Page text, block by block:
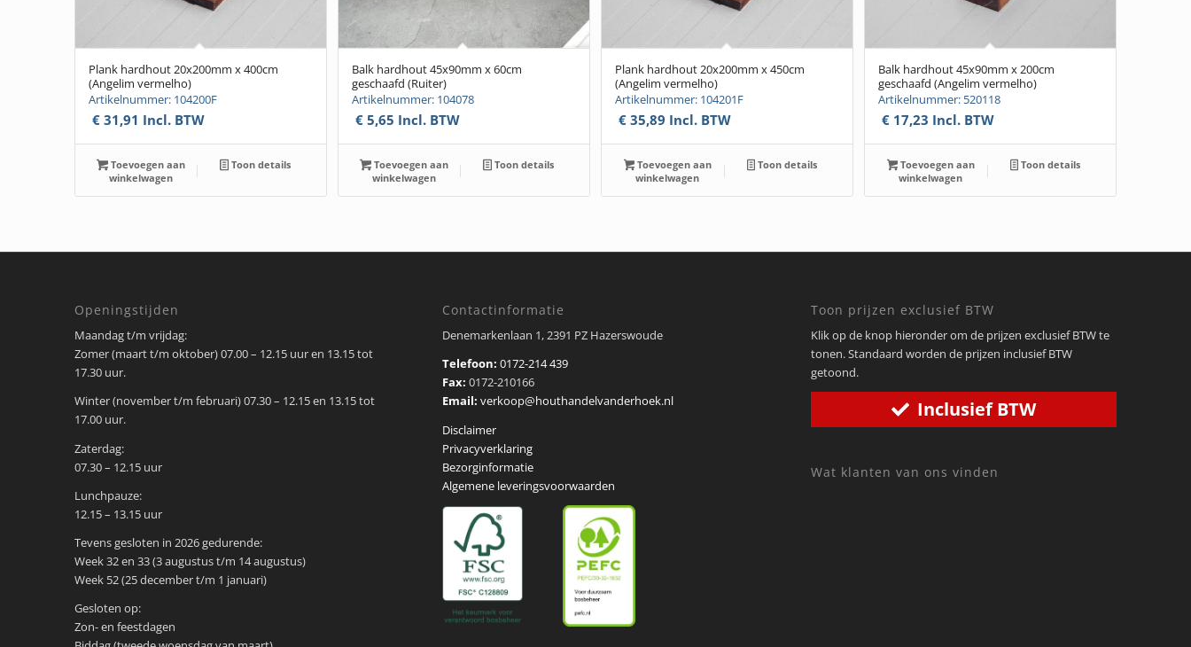
Plank hardhout 20x200mm x 400cm
(Angelim vermelho)
Artikelnummer: 104200F
€31,91 Incl. BTW
Toevoegen aan
winkelwagen
Toon details
Balk hardhout 45x90mm x 60cm
geschaafd (Ruiter)
Artikelnummer: 104078
€5,65 Incl. BTW
Toevoegen aan
winkelwagen
Toon details
Plank hardhout 20x200mm x 450cm
(Angelim vermelho)
Artikelnummer: 104201F
€35,89 Incl. BTW
Toevoegen aan
winkelwagen
Toon details
Balk hardhout 45x90mm x 200cm
geschaafd (Angelim vermelho)
Artikelnummer: 520118
€17,23 Incl. BTW
Toevoegen aan
winkelwagen
Toon details
Openingstijden
Maandag t/m vrijdag:
Zomer (maart t/m oktober) 07.00 – 12.15 uur en 13.15 tot
17.30 uur.
Winter (november t/m februari) 07.30 – 12.15 en 13.15 tot
17.00 uur.
Zaterdag:
07.30 – 12.15 uur
Lunchpauze:
12.15 – 13.15 uur
Tevens gesloten in 2026 gedurende:
Week 32 en 33 (3 augustus t/m 14 augustus)
Week 52 (25 december t/m 1 januari)
Gesloten op:
Zon- en feestdagen
Contactinformatie
Denemarkenlaan 1, 2391 PZ Hazerswoude
Telefoon:0172-214 439
Fax:0172-210166
Email: verkoop@houthandelvanderhoek.nl
Disclaimer
Privacyverklaring
Bezorginformatie
Algemene leveringsvoorwaarden
Toon prijzen exclusief BTW
Klik op de knop hieronder om de prijzen exclusief BTW te
tonen. Standaard worden de prijzen inclusief BTW
getoond.
Inclusief BTW
Wat klanten van ons vinden